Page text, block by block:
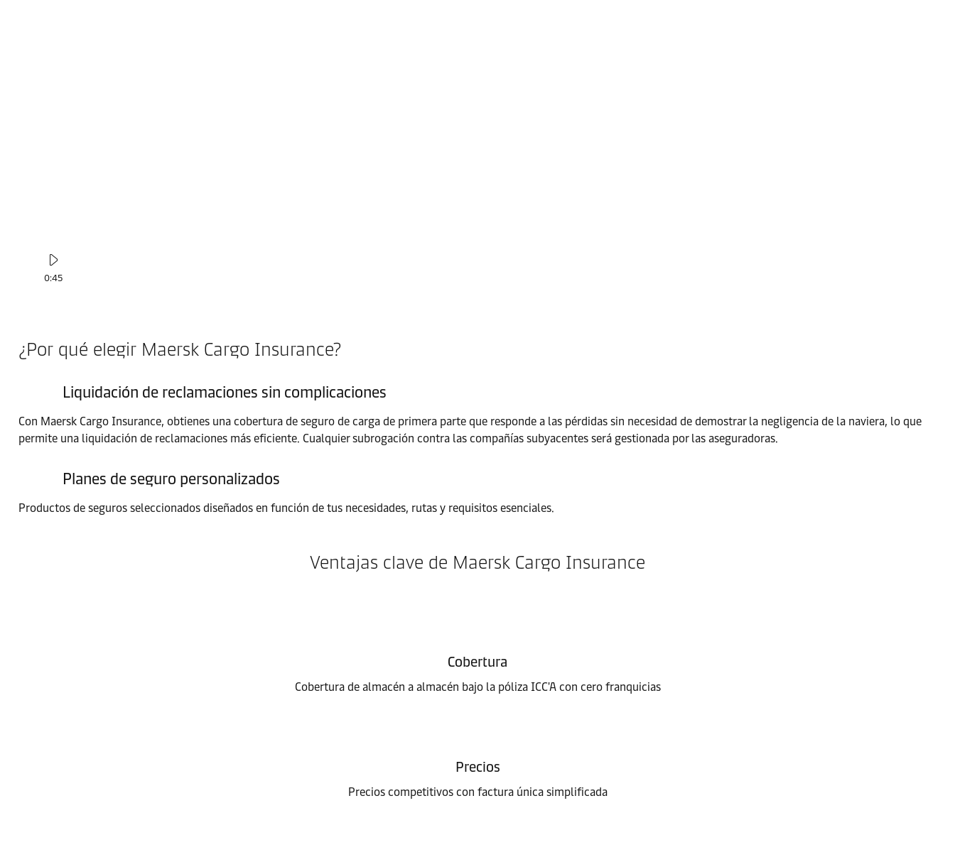
0:45
¿Por qué elegir Maersk Cargo Insurance?
Liquidación de reclamaciones sin complicaciones
Con Maersk Cargo Insurance, obtienes una cobertura de seguro de carga de primera parte que responde a las pérdidas sin necesidad de demostrar la negligencia de la naviera, lo que
permite una liquidación de reclamaciones más eficiente. Cualquier subrogación contra las compañías subyacentes será gestionada por las aseguradoras.
Planes de seguro personalizados
Productos de seguros seleccionados diseñados en función de tus necesidades, rutas y requisitos esenciales.
Ventajas clave de Maersk Cargo Insurance
Cobertura
Cobertura de almacén a almacén bajo la póliza ICC'A con cero franquicias
Precios
Precios competitivos con factura única simplificada